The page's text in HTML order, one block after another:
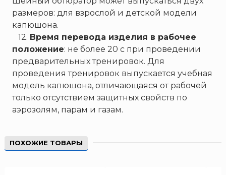
размеров: для взрослой и детской модели
капюшона.
12. Время перевода изделия в рабочее
положение: не более 20 с при проведении
предварительных тренировок. Для
проведения тренировок выпускается учебная
модель капюшона, отличающаяся от рабочей
только отсутствием защитных свойств по
аэрозолям, парам и газам.
ПОХОЖИЕ ТОВАРЫ